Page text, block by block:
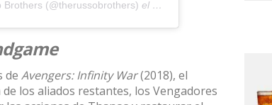
(@therussobrothers) el 23 de Abr de 2019 a las
de Avengers: Infinity War(2018), el
los aliados restantes, los Vengadores